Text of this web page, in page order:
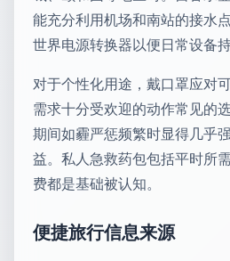
能充分利用机场和南站的接水
世界电源转换器以便日常设备持
对于个性化用途，戴口罩应对
需求十分受欢迎的动作常见的
期间如霾严惩频繁时显得几乎
益。私人急救药包包括平时所
费都是基础被认知。
便捷旅行信息来源